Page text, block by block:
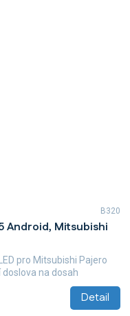
Android, Mitsubishi
Detail
pro Mitsubishi Pajero
na dosah
B320